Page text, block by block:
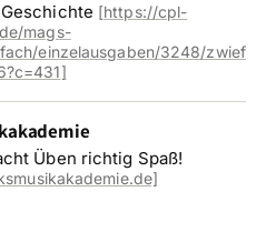
[https://cpl-
mags-
einzelausgaben/3248/zwief
]
Üben richtig Spaß!